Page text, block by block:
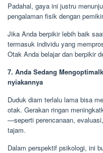
Padahal, gaya ini justru
pengalaman fisik dengan
Jika Anda berpikir lebih baik
termasuk individu yang
Otak Anda belajar dan berpikir
7. Anda Sedang
nyiakannya
Duduk diam terlalu lama bisa
otak. Gerakan ringan
—seperti perencanaan,
tajam.
Dalam perspektif psikologi, ini